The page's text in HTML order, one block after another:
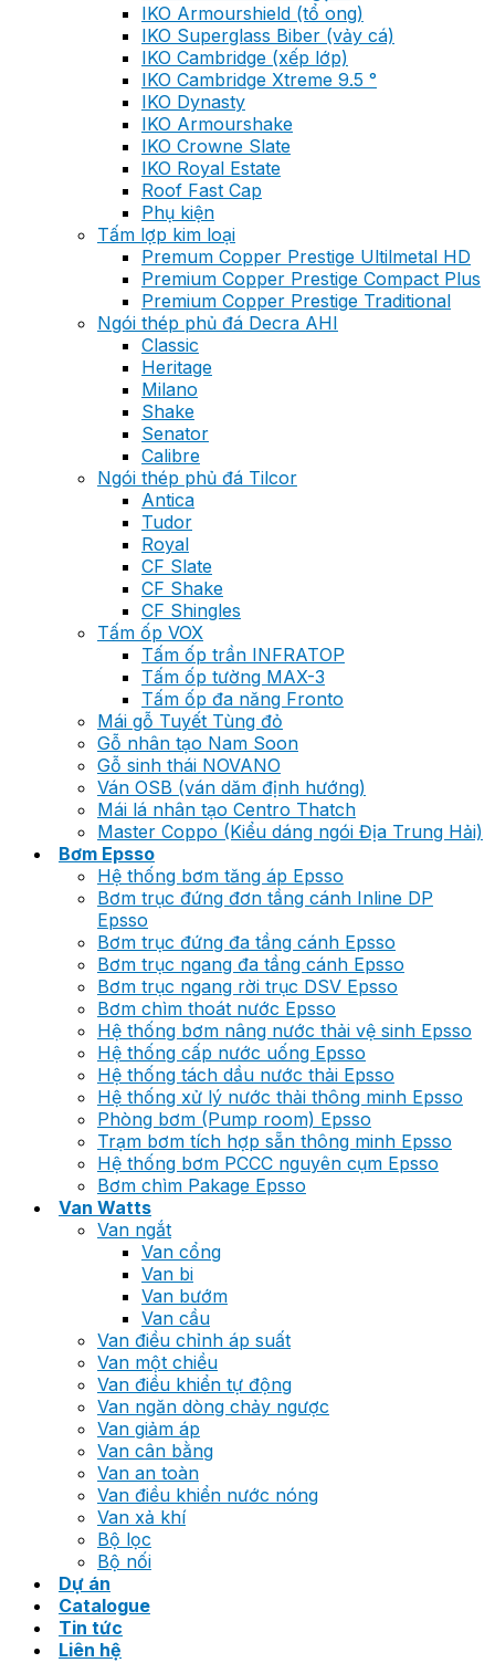
IKO Armourshield (tổ ong)
IKO Superglass Biber (vảy cá)
IKO Cambridge (xếp lớp)
IKO Cambridge Xtreme 9.5 °
IKO Dynasty
IKO Armourshake
IKO Crowne Slate
IKO Royal Estate
Roof Fast Cap
Phụ kiện
Tấm lợp kim loại
Premum Copper Prestige Ultilmetal HD
Premium Copper Prestige Compact Plus
Premium Copper Prestige Traditional
Ngói thép phủ đá Decra AHI
Classic
Heritage
Milano
Shake
Senator
Calibre
Ngói thép phủ đá Tilcor
Antica
Tudor
Royal
CF Slate
CF Shake
CF Shingles
Tấm ốp VOX
Tấm ốp trần INFRATOP
Tấm ốp tường MAX-3
Tấm ốp đa năng Fronto
Mái gỗ Tuyết Tùng đỏ
Gỗ nhân tạo Nam Soon
Gỗ sinh thái NOVANO
Ván OSB (ván dăm định hướng)
Mái lá nhân tạo Centro Thatch
Master Coppo (Kiểu dáng ngói Địa Trung Hải)
Bơm Epsso
Hệ thống bơm tăng áp Epsso
Bơm trục đứng đơn tầng cánh Inline DP
Epsso
Bơm trục đứng đa tầng cánh Epsso
Bơm trục ngang đa tầng cánh Epsso
Bơm trục ngang rời trục DSV Epsso
Bơm chìm thoát nước Epsso
Hệ thống bơm nâng nước thải vệ sinh Epsso
Hệ thống cấp nước uống Epsso
Hệ thống tách dầu nước thải Epsso
Hệ thống xử lý nước thải thông minh Epsso
Phòng bơm (Pump room) Epsso
Trạm bơm tích hợp sẵn thông minh Epsso
Hệ thống bơm PCCC nguyên cụm Epsso
Bơm chìm Pakage Epsso
Van Watts
Van ngắt
Van cổng
Van bi
Van bướm
Van cầu
Van điều chỉnh áp suất
Van một chiều
Van điều khiển tự động
Van ngăn dòng chảy ngược
Van giảm áp
Van cân bằng
Van an toàn
Van điều khiển nước nóng
Van xả khí
Bộ lọc
Bộ nối
Dự án
Catalogue
Tin tức
Liên hệ